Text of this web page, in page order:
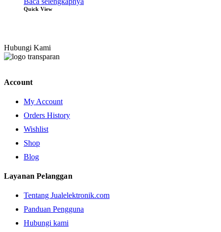
Quick View
Hubungi Kami
Account
My Account
Orders History
Wishlist
Shop
Blog
Layanan Pelanggan
Tentang Jualelektronik.com
Panduan Pengguna
Hubungi kami